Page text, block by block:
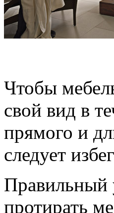
Чтобы
свой ​​вид в
прямого и
следует
Правильный
протирать